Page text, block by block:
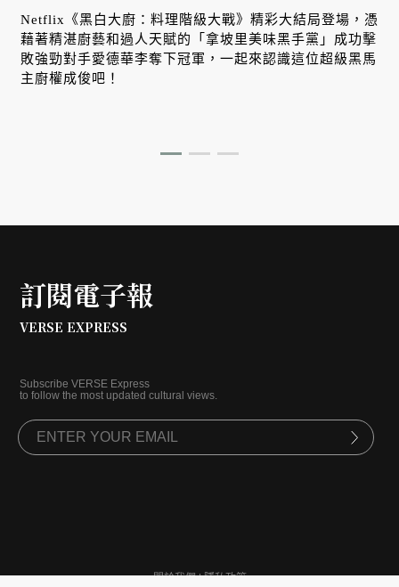
Netflix《黑白大廚：料理階級大戰》精彩大結局登場，憑
藉著精湛廚藝和過人天賦的「拿坡里美味黑手黨」成功擊
敗強勁對手愛德華李奪下冠軍，一起來認識這位超級黑馬
主廚權成俊吧！
訂閱電子報
VERSE EXPRESS
Subscribe VERSE Express
to follow the most updated cultural views.
關於我們|隱私政策